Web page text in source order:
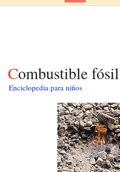
Combustible
Enciclopedia para niños